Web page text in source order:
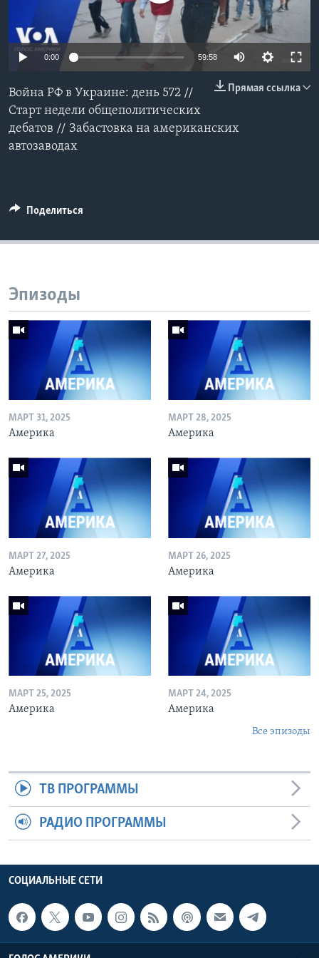
Learning English
СОЦИАЛЬНЫЕ СЕТИ
Языки
0:00 59:58
Прямая ссылка
Война РФ в Украине: день 572 //
Старт недели общеполитических
дебатов // Забастовка на американских
автозаводах
Поделиться
Эпизоды
МАРТ 31, 2025
Америка
МАРТ 28, 2025
Америка
МАРТ 27, 2025
Америка
МАРТ 26, 2025
Америка
МАРТ 25, 2025
Америка
МАРТ 24, 2025
Америка
Все эпизоды
ТВ ПРОГРАММЫ
РАДИО ПРОГРАММЫ
СОЦИАЛЬНЫЕ СЕТИ